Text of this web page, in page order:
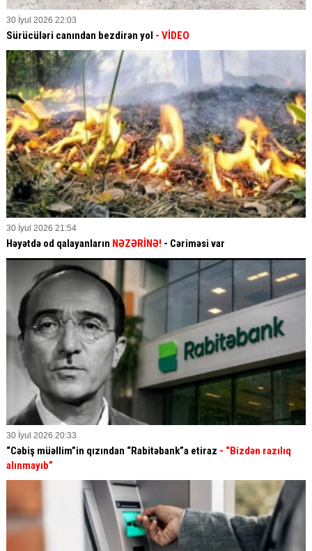
30 İyul 2026 22:03
Sürücüləri canından bezdirən yol - VİDEO
30 İyul 2026 21:54
Həyətdə od qalayanların NƏZƏRİNƏ! - Cəriməsi var
30 İyul 2026 20:33
“Cəbiş müəllim”in qızından “Rabitəbank”a etiraz - “Bizdən razılıq
alınmayıb”